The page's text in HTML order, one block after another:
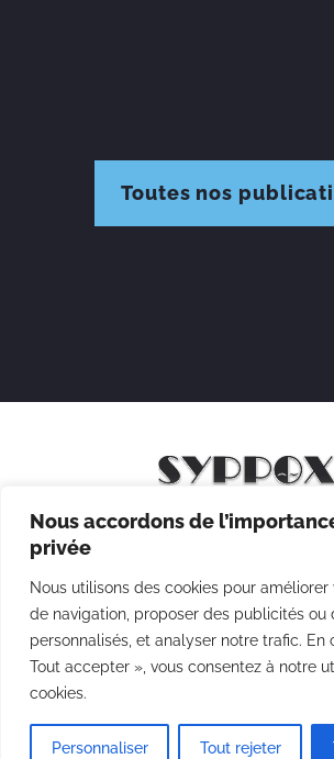
Nous accordons de
privée
Nous utilisons des cookies pour
de navigation, proposer des publicités ou
personnalisés, et analyser notre trafic. En
Tout accepter », vous consentez à notre
cookies.
Personnaliser Tout rejeter
Toutes nos
Mentions légales
Politique des cookies
CGV
Point Com